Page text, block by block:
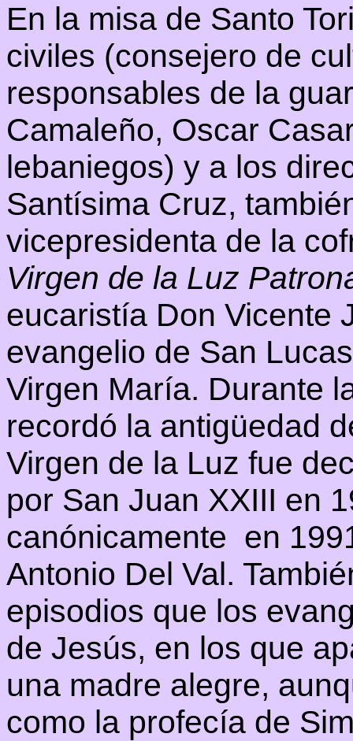
En la misa de Santo
civiles (consejero de
responsables de la
Camaleño, Oscar
lebaniegos) y a los
Santísima Cruz,
vicepresidenta de la
Virgen de la Luz
eucaristía Don Vicente
evangelio de San
Virgen María. Durante
recordó la antigüedad
Virgen de la Luz fue
por San Juan XXIII en
canónicamente en
Antonio Del Val.
episodios que los
de Jesús, en los que
una madre alegre,
como la profecía de